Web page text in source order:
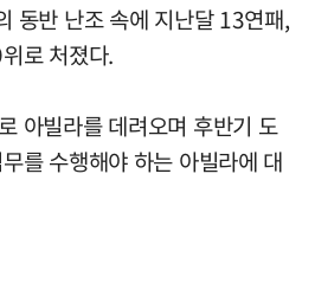
동반 난조 속에 지난달 13연패,
로 처졌다.
아빌라를 데려오며 후반기 도
를 수행해야 하는 아빌라에 대